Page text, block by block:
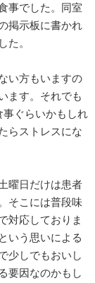
事でした。同室
掲示板に書かれ
た。
い方もいますの
ます。それでも
事ぐらいかもしれ
らストレスにな
曜日だけは患者
そこには普段味
対応しておりま
いう思いによる
少しでもおいし
要因なのかもし